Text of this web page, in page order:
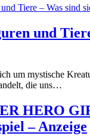
und
um mystische
die uns…
HERO
– Anzeige